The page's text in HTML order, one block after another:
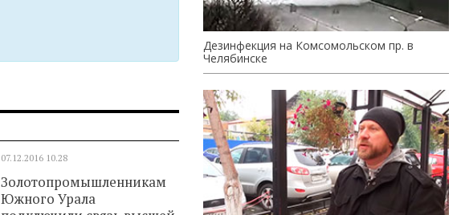
07.12.2016 10.28
Золотопромышленникам
Южного Урала
Дезинфекция на Комсомольском пр. в
Челябинске